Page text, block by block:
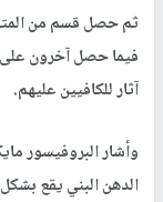
ثم حصل قسم من
فيما حصل آخرون
آثار للكافيين عليهم.
وأشار البروفيسور
الدهن البني يقع